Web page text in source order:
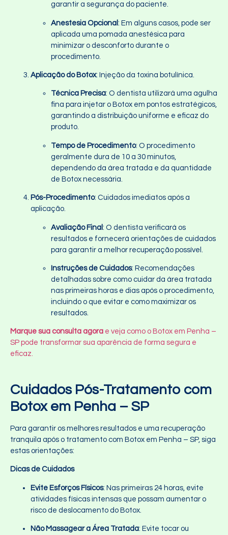
garantir a segurança do paciente.
Anestesia Opcional : Em alguns casos, pode ser
aplicada uma pomada anestésica para
minimizar o desconforto durante o
procedimento.
Aplicação do Botox: Injeção da toxina botulínica.
Técnica Precisa: O dentista utilizará uma agulha
fina para injetar o Botox em pontos estratégicos,
garantindo a distribuição uniforme e eficaz do
produto.
Tempo de Procedimento: O procedimento
geralmente dura de 10 a 30 minutos,
dependendo da área tratada e da quantidade
de Botox necessária.
Pós-Procedimento: Cuidados imediatos após a
aplicação.
Avaliação Final : O dentista verificará os
resultados e fornecerá orientações de cuidados
para garantir a melhor recuperação possível.
Instruções de Cuidados: Recomendações
detalhadas sobre como cuidar da área tratada
nas primeiras horas e dias após o procedimento,
incluindo o que evitar e como maximizar os
resultados.
Marque sua consulta agora e veja como o Botox em Penha –
SP pode transformar sua aparência de forma segura e
eficaz.
Cuidados Pós-Tratamento com
Botox em Penha – SP
Para garantir os melhores resultados e uma recuperação
tranquila após o tratamento com Botox em Penha – SP, siga
estas orientações:
Dicas de Cuidados
Evite Esforços Físicos: Nas primeiras 24 horas, evite
atividades físicas intensas que possam aumentar o
risco de deslocamento do Botox.
Não Massagear a Área Tratada: Evite tocar ou